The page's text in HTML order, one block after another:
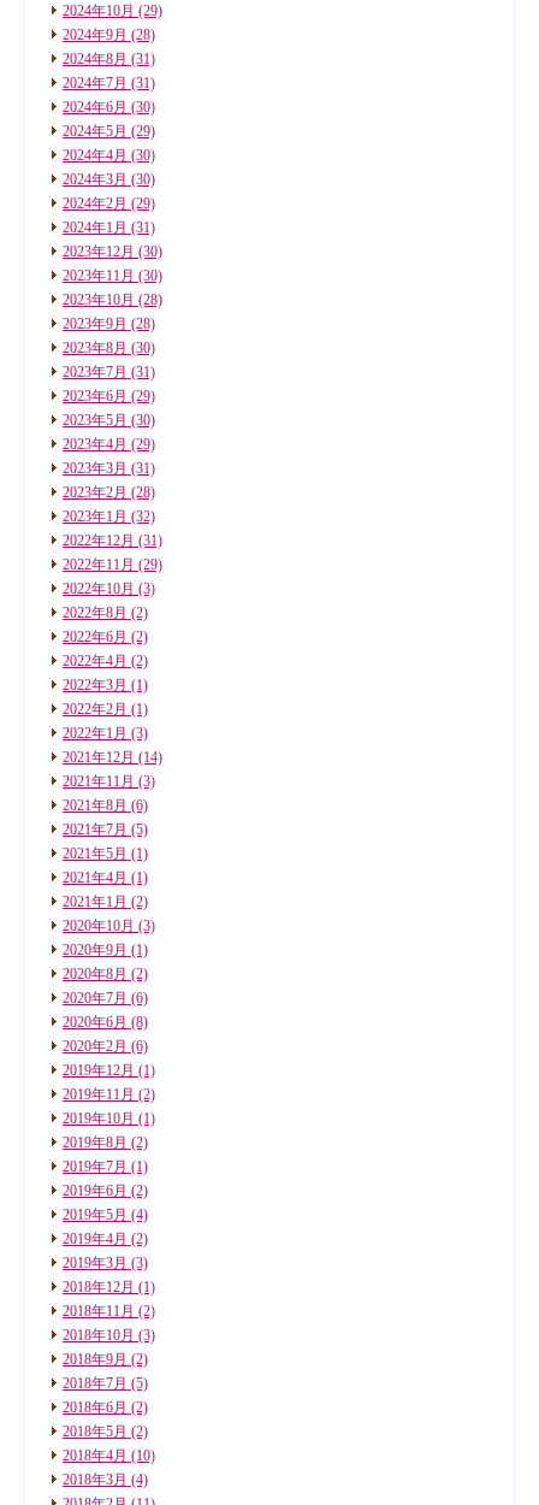
2024年10月 (29)
2024年9月 (28)
2024年8月 (31)
2024年7月 (31)
2024年6月 (30)
2024年5月 (29)
2024年4月 (30)
2024年3月 (30)
2024年2月 (29)
2024年1月 (31)
2023年12月 (30)
2023年11月 (30)
2023年10月 (28)
2023年9月 (28)
2023年8月 (30)
2023年7月 (31)
2023年6月 (29)
2023年5月 (30)
2023年4月 (29)
2023年3月 (31)
2023年2月 (28)
2023年1月 (32)
2022年12月 (31)
2022年11月 (29)
2022年10月 (3)
2022年8月 (2)
2022年6月 (2)
2022年4月 (2)
2022年3月 (1)
2022年2月 (1)
2022年1月 (3)
2021年12月 (14)
2021年11月 (3)
2021年8月 (6)
2021年7月 (5)
2021年5月 (1)
2021年4月 (1)
2021年1月 (2)
2020年10月 (3)
2020年9月 (1)
2020年8月 (2)
2020年7月 (6)
2020年6月 (8)
2020年2月 (6)
2019年12月 (1)
2019年11月 (2)
2019年10月 (1)
2019年8月 (2)
2019年7月 (1)
2019年6月 (2)
2019年5月 (4)
2019年4月 (2)
2019年3月 (3)
2018年12月 (1)
2018年11月 (2)
2018年10月 (3)
2018年9月 (2)
2018年7月 (5)
2018年6月 (2)
2018年5月 (2)
2018年4月 (10)
2018年3月 (4)